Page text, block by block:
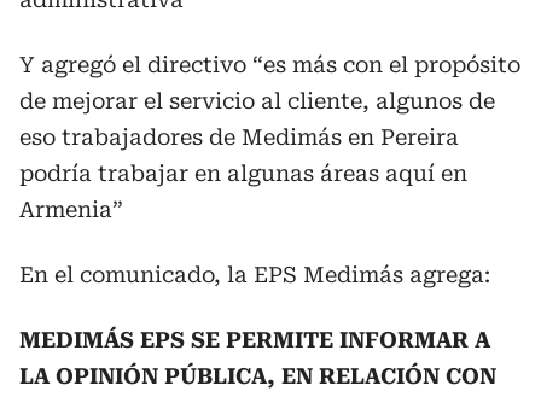
Y agregó el directivo “es más con el propósito
de mejorar el servicio al cliente, algunos de
eso trabajadores de Medimás en Pereira
podría trabajar en algunas áreas aquí en
Armenia”
En el comunicado, la EPS Medimás agrega:
MEDIMÁS EPS SE PERMITE INFORMAR A
LA OPINIÓN PÚBLICA, EN RELACIÓN CON